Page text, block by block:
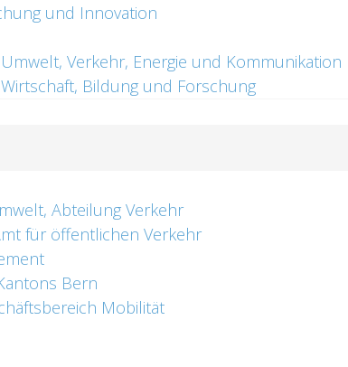
und Innovation
Verkehr, Energie und Kommunikation
Bildung und Forschung
Abteilung Verkehr
für öffentlichen Verkehr
Bern
Mobilität